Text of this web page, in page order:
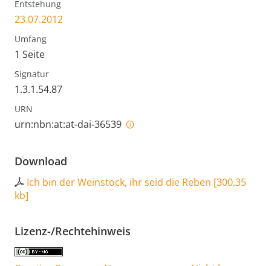
Entstehung
23.07.2012
Umfang
1 Seite
Signatur
1.3.1.54.87
URN
urn:nbn:at:at-dai-36539
Download
Ich bin der Weinstock, ihr seid die Reben [300,35
kb]
Lizenz-/Rechtehinweis